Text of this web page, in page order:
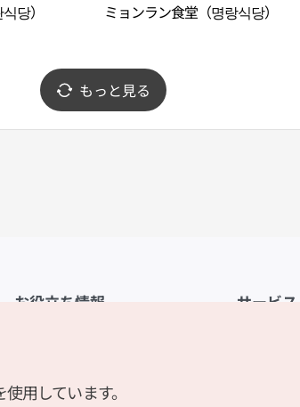
당） ミョンラン食堂（명랑식당）
もっと見る
お役立ち情報
観光資料ダウンロード
サービス
用しています。